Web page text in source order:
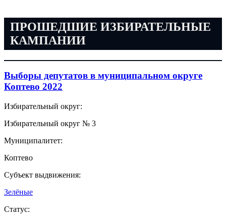
ПРОШЕДШИЕ ИЗБИРАТЕЛЬНЫЕ
КАМПАНИИ
Выборы депутатов в муниципальном округе
Коптево 2022
Избирательный округ:
Избирательный округ № 3
Муниципалитет:
Коптево
Субъект выдвижения:
Зелёные
Статус: